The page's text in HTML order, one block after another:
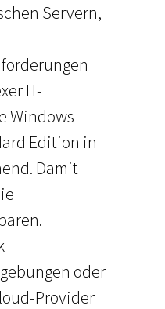
Servern,
IT-
Windows
Edition in
Damit
oder
Provider